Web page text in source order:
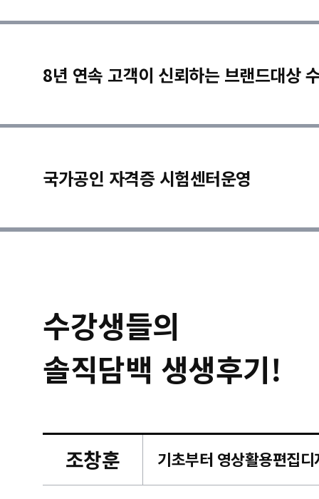
8년 연속 고객이 신뢰하는 브랜드대상
국가공인 자격증 시험센터운영
수강생들의
솔직담백 생생후기!
조창훈